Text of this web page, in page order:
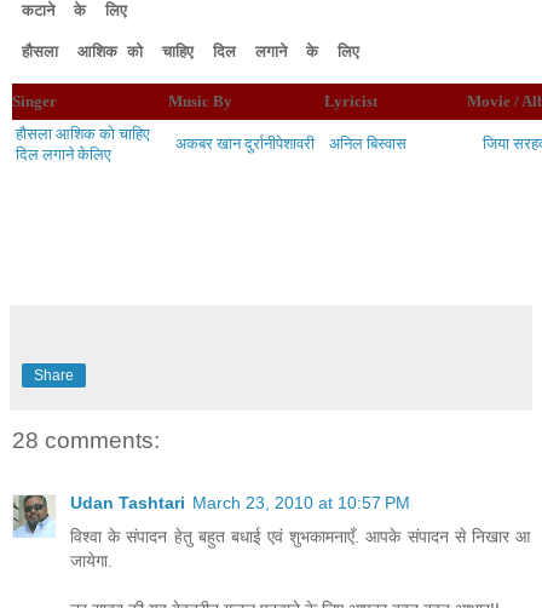
कटाने  के  लिए
हौसला  आशिक को  चाहिए  दिल  लगाने  के  लिए
Singer Music By Lyricist
Movie /
हौसला आशिक को चाहिए
दिल लगाने केलिए
अकबर खान दुर्रानीपेशावरी अनिलबिस्वास जिया
Share
28 comments:
Udan Tashtari March 23, 2010 at 10:57 PM
विश्वा के संपादन हेतु बहुत बधाई एवं शुभकामनाएँ. आपके संपादन से निखार आ
जायेगा.